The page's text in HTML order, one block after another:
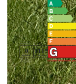
Logement à